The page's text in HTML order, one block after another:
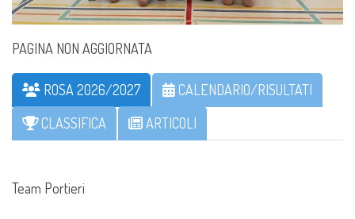
PAGINA NON AGGIORNATA
ROSA 2026/2027
CALENDARIO/RISULTATI
CLASSIFICA
ARTICOLI
Team Portieri